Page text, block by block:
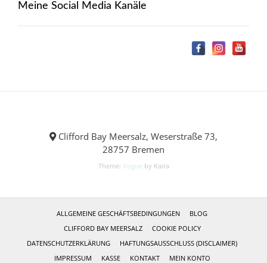
Meine Social Media Kanäle
Clifford Bay Meersalz, Weserstraße 73,
28757 Bremen
Theme: Vogue by Kaira
ALLGEMEINE GESCHÄFTSBEDINGUNGEN
BLOG
CLIFFORD BAY MEERSALZ
COOKIE POLICY
DATENSCHUTZERKLÄRUNG
HAFTUNGSAUSSCHLUSS (DISCLAIMER)
IMPRESSUM
KASSE KONTAKT
MEIN KONTO